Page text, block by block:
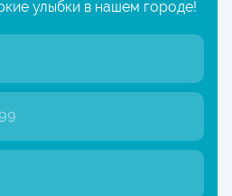
улыбки в нашем городе!